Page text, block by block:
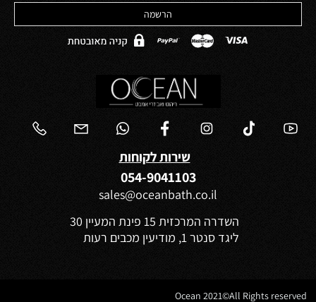
שירות לקוחות
054-9041103
sales@oceanbath.co.il
השדרה המרכזית 15 פינת המעיין 30
ליגד סנטר 1, מודיעין מכבים רעות